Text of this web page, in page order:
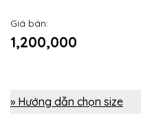
Giá bán:
1,200,000
» Hướng dẫn chọn size